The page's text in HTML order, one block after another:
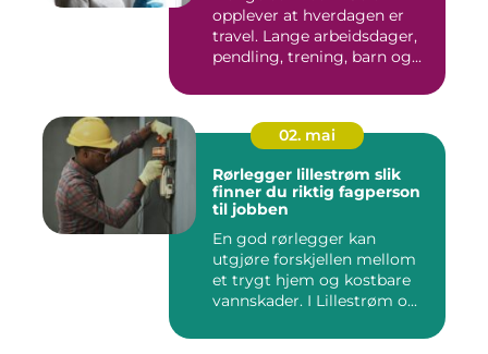
opplever at hverdagen er
travel. Lange arbeidsdager,
pendling, trening, barn og...
02. mai
Rørlegger lillestrøm slik
finner du riktig fagperson
til jobben
En god rørlegger kan
utgjøre forskjellen mellom
et trygt hjem og kostbare
vannskader. I Lillestrøm o...